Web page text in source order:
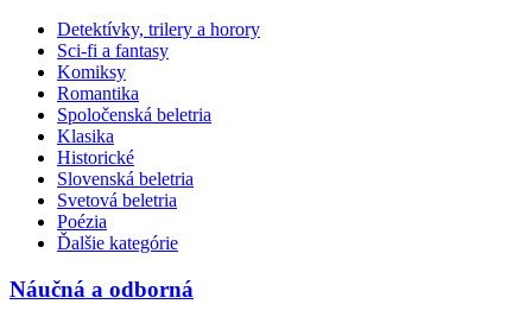
Detektívky, trilery a horory
Sci-fi a fantasy
Komiksy
Romantika
Spoločenská beletria
Klasika
Historické
Slovenská beletria
Svetová beletria
Poézia
Ďalšie kategórie
Náučná a odborná